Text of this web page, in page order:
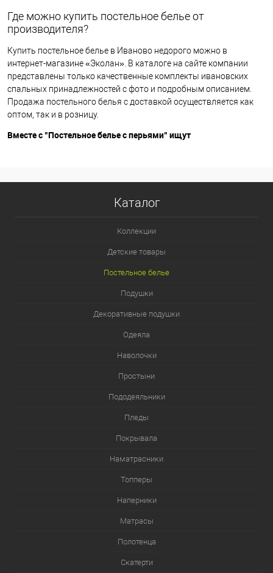
Где можно купить постельное белье от
производителя?
Купить постельное белье в Иваново недорого можно в
интернет-магазине «Эколан». В каталоге на сайте компании
представлены только качественные комплекты ивановских
спальных принадлежностей с фото и подробным описанием.
Продажа постельного белья с доставкой осуществляется как
оптом, так и в розницу.
Вместе с "Постельное белье с перьями" ищут
Каталог
Коллекции
Детские товары
Постельное белье
Подушки
Декоративные подушки
Одеяла
Наволочки
Простыни
Пододеяльники
Пледы
Покрывала
Наматрасники
Топперы
Наперники
Матрасы
Полотенца
Скатерти